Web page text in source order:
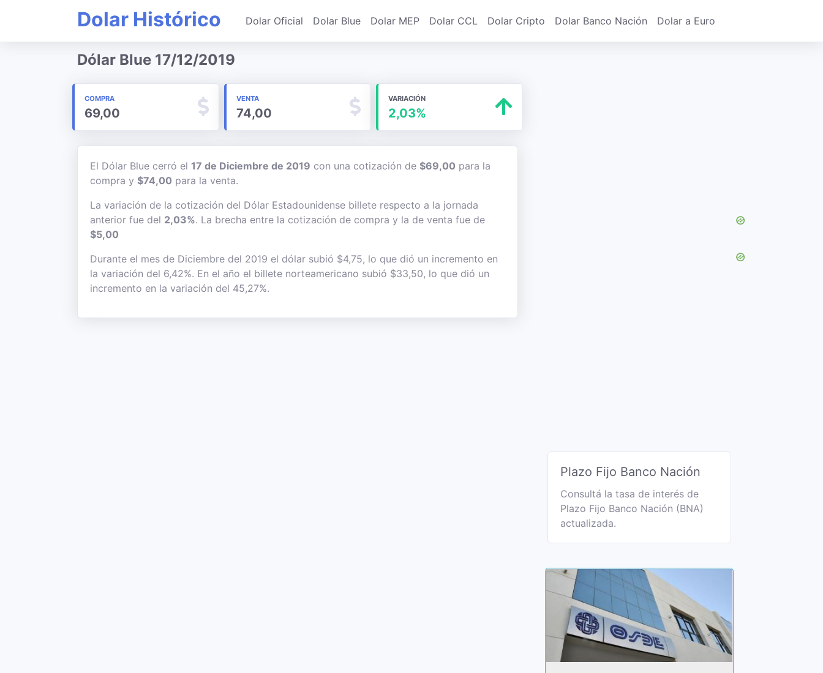
Dolar Histórico Dolar Oficial Dolar Blue Dolar MEP Dolar CCL Dolar Cripto Dolar Banco Nación Dolar a Euro
Dólar Blue 17/12/2019
COMPRA
69,00
VENTA
74,00
VARIACIÓN
2,03%
El Dólar Blue cerró el 17 de Diciembre de 2019 con una cotización de $69,00 para la
compra y $74,00 para la venta.
La variación de la cotización del Dólar Estadounidense billete respecto a la jornada
anterior fue del 2,03%. La brecha entre la cotización de compra y la de venta fue de
$5,00
Durante el mes de Diciembre del 2019 el dólar subió $4,75, lo que dió un incremento en
la variación del 6,42%. En el año el billete norteamericano subió $33,50, lo que dió un
incremento en la variación del 45,27%.
Plazo Fijo Banco Nación
Consultá la tasa de interés de
Plazo Fijo Banco Nación (BNA)
actualizada.